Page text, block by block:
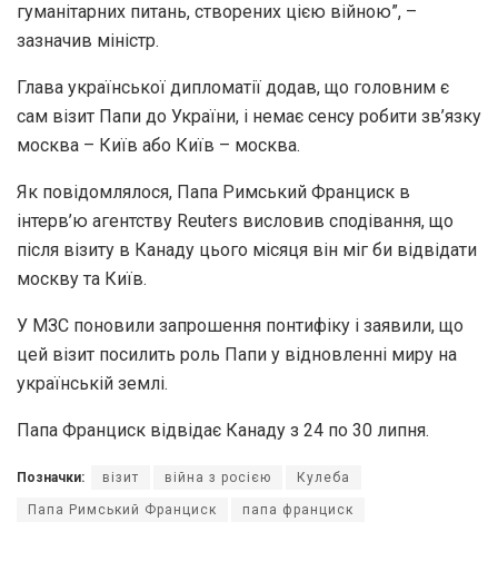
гуманітарних питань, створених цією війною”, –
зазначив міністр.
Глава української дипломатії додав, що головним є
сам візит Папи до України, і немає сенсу робити зв’язку
москва – Київ або Київ – москва.
Як повідомлялося, Папа Римський Франциск в
інтерв’ю агентству Reuters висловив сподівання, що
після візиту в Канаду цього місяця він міг би відвідати
москву та Київ.
У МЗС поновили запрошення понтифіку і заявили, що
цей візит посилить роль Папи у відновленні миру на
українській землі.
Папа Франциск відвідає Канаду з 24 по 30 липня.
Позначки: візит війна з росією Кулеба
Папа Римський Франциск папа франциск